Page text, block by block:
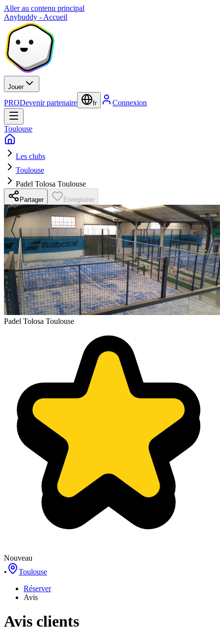
Aller au contenu principal
Anybuddy - Accueil
Jouer
PRODevenir partenaire fr Connexion
Toulouse
Les clubs
Toulouse
Padel Tolosa Toulouse
Partager Enregistrer
Padel Tolosa Toulouse
Nouveau
•
Toulouse
Réserver
Avis
Avis clients